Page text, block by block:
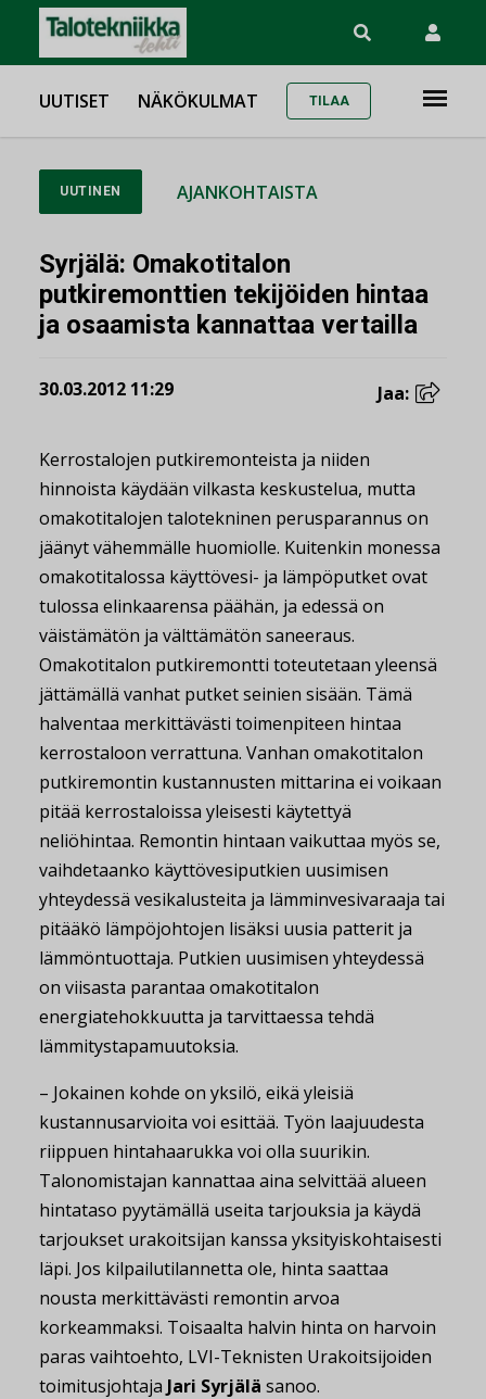
UUTISET NÄKÖKULMAT TILAA
UUTINEN AJANKOHTAISTA
Syrjälä: Omakotitalon
putkiremonttien tekijöiden hintaa
ja osaamista kannattaa vertailla
30.03.2012 11:29 Jaa:
Kerrostalojen putkiremonteista ja niiden
hinnoista käydään vilkasta keskustelua, mutta
omakotitalojen talotekninen perusparannus on
jäänyt vähemmälle huomiolle. Kuitenkin monessa
omakotitalossa käyttövesi- ja lämpöputket ovat
tulossa elinkaarensa päähän, ja edessä on
väistämätön ja välttämätön saneeraus.
Omakotitalon putkiremontti toteutetaan yleensä
jättämällä vanhat putket seinien sisään. Tämä
halventaa merkittävästi toimenpiteen hintaa
kerrostaloon verrattuna. Vanhan omakotitalon
putkiremontin kustannusten mittarina ei voikaan
pitää kerrostaloissa yleisesti käytettyä
neliöhintaa. Remontin hintaan vaikuttaa myös se,
vaihdetaanko käyttövesiputkien uusimisen
yhteydessä vesikalusteita ja lämminvesivaraaja tai
pitääkö lämpöjohtojen lisäksi uusia patterit ja
lämmöntuottaja. Putkien uusimisen yhteydessä
on viisasta parantaa omakotitalon
energiatehokkuutta ja tarvittaessa tehdä
lämmitystapamuutoksia.
– Jokainen kohde on yksilö, eikä yleisiä
kustannusarvioita voi esittää. Työn laajuudesta
riippuen hintahaarukka voi olla suurikin.
Talonomistajan kannattaa aina selvittää alueen
hintataso pyytämällä useita tarjouksia ja käydä
tarjoukset urakoitsijan kanssa yksityiskohtaisesti
läpi. Jos kilpailutilannetta ole, hinta saattaa
nousta merkittävästi remontin arvoa
korkeammaksi. Toisaalta halvin hinta on harvoin
paras vaihtoehto, LVI-Teknisten Urakoitsijoiden
toimitusjohtaja Jari Syrjälä sanoo.